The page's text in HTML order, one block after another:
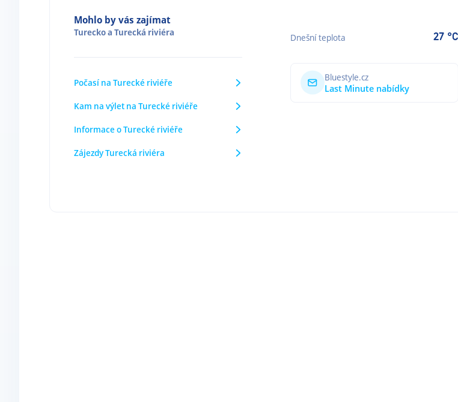
Mohlo by vás zajímat
Tureckoa Turecká riviéra
Počasí na Turecké riviéře
Kam na výlet na Turecké riviéře
Informace o Turecké riviéře
Zájezdy Turecká riviéra
Dnešní teplota 27 °C
Bluestyle.cz
Last Minute nabídky